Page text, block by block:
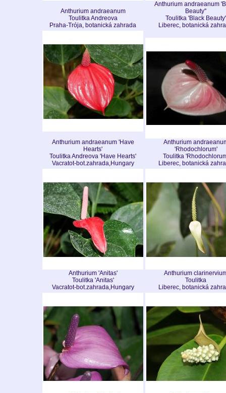
Anthurium andraeanum
Toulitka Andreova
Praha-Trója, botanická zahrada
Anthurium andraeanum
Beauty''
Toulitka 'Black Beauty'
Liberec, botanická
Anthurium andraeanum 'Have
Hearts'
Toulitka Andreova 'Have Hearts'
Vacratot-bot.zahrada,Hungary
Anthurium
'Rhodochlorum'
Toulitka
Liberec, botanická
Anthurium 'Anitas'
Toulitka 'Anitas'
Vacratot-bot.zahrada,Hungary
Anthurium
Toulitka
Liberec, botanická